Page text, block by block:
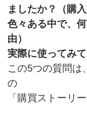
ましたか？（購入
色々ある中で、
由）
実際に使ってみ
この5つの質問は
の
「購買ストーリ